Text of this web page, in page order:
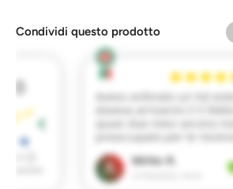
Condividi questo prodotto